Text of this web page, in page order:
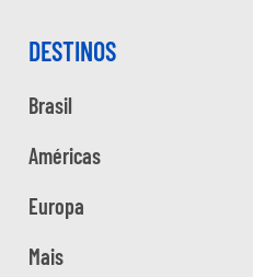
DESTINOS
Brasil
Américas
Europa
Mais